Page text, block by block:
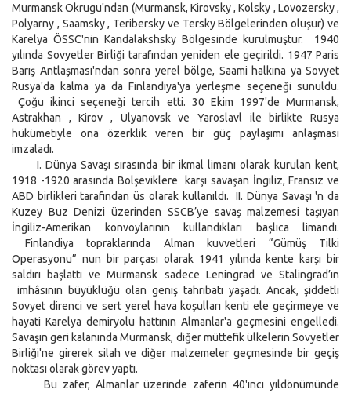
Murmansk Okrugu'ndan (Murmansk, Kirovsky , Kolsky , Lovozersky ,
Polyarny , Saamsky , Teribersky ve Tersky Bölgelerinden oluşur) ve
Karelya ÖSSC'nin Kandalakshsky Bölgesinde kurulmuştur. 1940
yılında Sovyetler Birliği tarafından yeniden ele geçirildi. 1947 Paris
Barış Antlaşması'ndan sonra yerel bölge, Saami halkına ya Sovyet
Rusya'da kalma ya da Finlandiya'ya yerleşme seçeneği sunuldu.
Çoğu ikinci seçeneği tercih etti. 30 Ekim 1997'de Murmansk,
Astrakhan , Kirov , Ulyanovsk ve Yaroslavl ile birlikte Rusya
hükümetiyle ona özerklik veren bir güç paylaşımı anlaşması
imzaladı.
I. Dünya Savaşı sırasında bir ikmal limanı olarak kurulan kent,
1918 -1920 arasında Bolşeviklere karşı savaşan İngiliz, Fransız ve
ABD birlikleri tarafından üs olarak kullanıldı. II. Dünya Savaşı 'n da
Kuzey Buz Denizi üzerinden SSCB’ye savaş malzemesi taşıyan
İngiliz-Amerikan konvoylarının kullandıkları başlıca limandı.
Finlandiya topraklarında Alman kuvvetleri “Gümüş Tilki
Operasyonu” nun bir parçası olarak 1941 yılında kente karşı bir
saldırı başlattı ve Murmansk sadece Leningrad ve Stalingrad’ın
imhâsının büyüklüğü olan geniş tahribatı yaşadı. Ancak, şiddetli
Sovyet direnci ve sert yerel hava koşulları kenti ele geçirmeye ve
hayati Karelya demiryolu hattının Almanlar'a geçmesini engelledi.
Savaşın geri kalanında Murmansk, diğer müttefik ülkelerin Sovyetler
Birliği'ne girerek silah ve diğer malzemeler geçmesinde bir geçiş
noktası olarak görev yaptı.
Bu zafer, Almanlar üzerinde zaferin 40'ıncı yıldönümünde